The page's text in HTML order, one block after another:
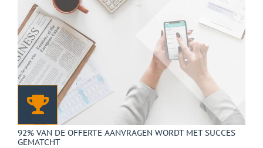
92% VAN DE OFFERTE AANVRAGEN WORDT MET SUCCES
GEMATCHT